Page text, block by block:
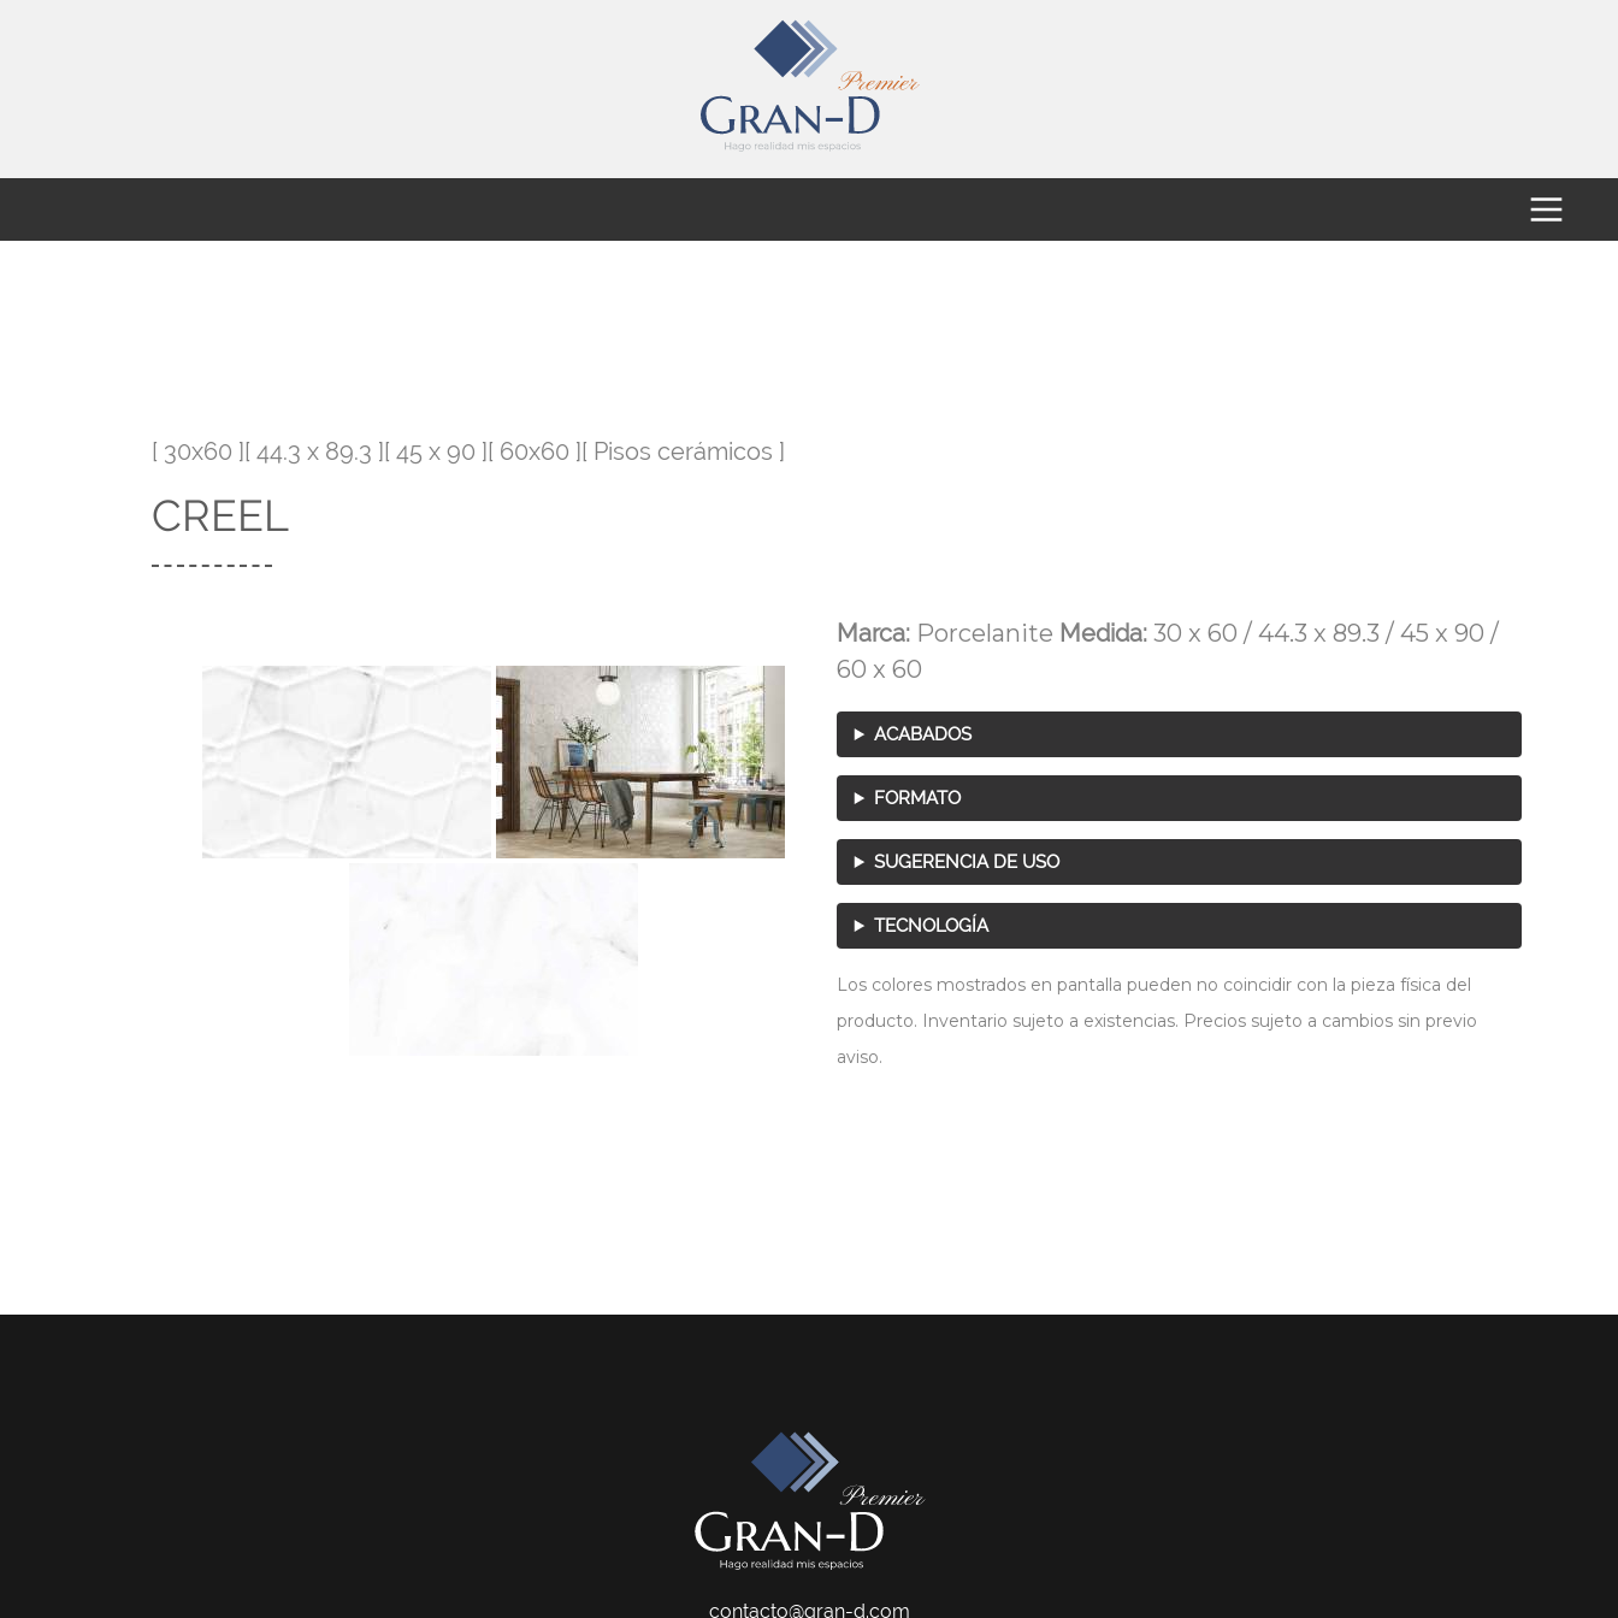
[ 30x60 ][ 44.3 x 89.3 ][ 45 x 90 ][ 60x60 ][ Pisos cerámicos ]
CREEL
Marca:Porcelanite Medida:30 x 60 / 44.3 x 89.3 / 45 x 90 /
60 x 60
ACABADOS
FORMATO
SUGERENCIA DE USO
TECNOLOGÍA
Los colores mostrados en pantalla pueden no coincidir con la pieza física del
producto. Inventario sujeto a existencias. Precios sujeto a cambios sin previo
aviso.
contacto@gran-d.com